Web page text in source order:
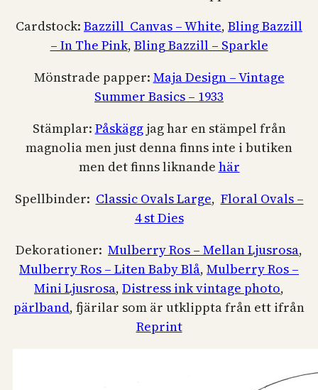
Cardstock: Bazzill Canvas – White, Bling Bazzill
– In The Pink, Bling Bazzill – Sparkle
Mönstrade papper: Maja Design – Vintage
Summer Basics – 1933
Stämplar: Påskäggjag har en stämpel från
magnolia men just denna finns inte i butiken
men det finns liknande här
Spellbinder: Classic Ovals Large, Floral Ovals –
4 st Dies
Dekorationer: Mulberry Ros – Mellan Ljusrosa,
Mulberry Ros – Liten Baby Blå, Mulberry Ros –
Mini Ljusrosa, Distress ink vintage photo,
pärlband, fjärilar som är utklippta från ett ifrån
Reprint